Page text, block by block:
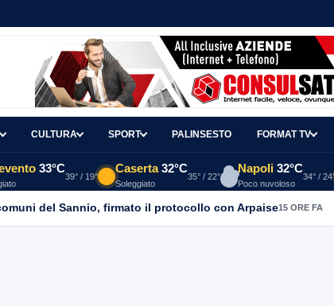
CULTURA SPORT PALINSESTO FORMAT TV
33°C
39° / 19°
Caserta 32°C
Soleggiato
35° / 22°
Napoli 32°C
Poco nuvoloso
34° /
del Sannio, firmato il protocollo con Arpaise15 ORE FA